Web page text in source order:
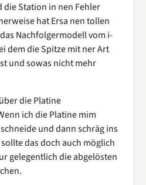
Station in nen Fehler
hat Ersa nen tollen
Nachfolgermodell vom i-
dem die Spitze mit ner Art
und sowas nicht mehr
die Platine
ich die Platine mim
und dann schräg ins
das doch auch möglich
gelegentlich die abgelösten